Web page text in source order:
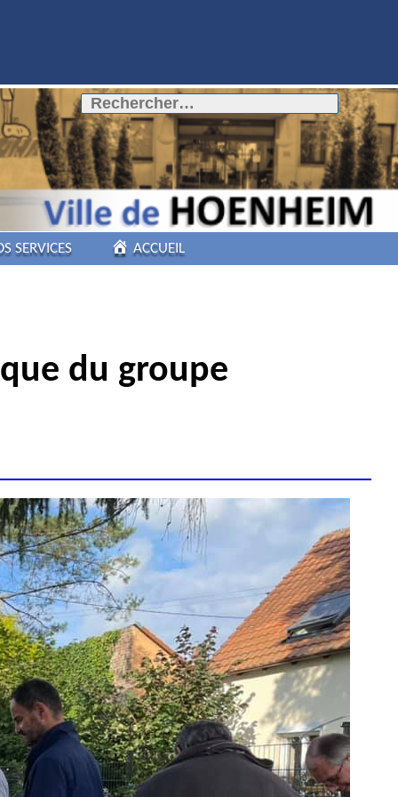
Rechercher :
PÔLE AUTOMOBILE
HOENHEIM
SERVICES ACCUEIL
du groupe